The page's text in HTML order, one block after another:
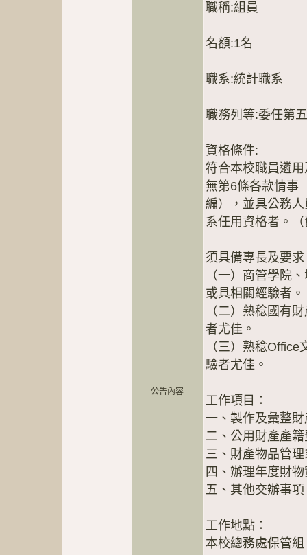
公告內容
職稱:組員
名額:1名
職系:統計職系
職務列等:委任第
資格條件:
符合本校職員遴
無第6條各款情事
編），並具公務
系任用資格者。
須具備專長及要求
（一）商管學院
或具相關經驗者。
（二）熟稔國有
者尤佳。
（三）熟稔
驗者尤佳。
工作項目：
一、製作及彙整
二、公用財產產
三、財產物品管
四、辦理年度財
五、其他交辦事項
工作地點：
本校總務處保管